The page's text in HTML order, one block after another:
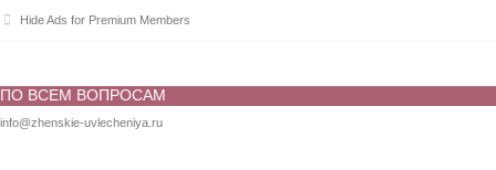
Hide Ads for Premium Members
ПО ВСЕМ ВОПРОСАМ
info@zhenskie-uvlecheniya.ru